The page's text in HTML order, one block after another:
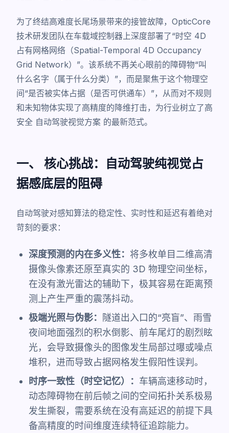
为了终结高难度长尾场景带来的接管故障，OpticCore
技术研发团队在车载域控制器上深度部署了“时空 4D
占有网格网络（Spatial-Temporal 4D Occupancy
Grid Network）”。该系统不再关心眼前的障碍物“叫
什么名字（属于什么分类）”，而是聚焦于这个物理空
间“是否被实体占据（是否可供通车）”，从而对不规则
和未知物体实现了高精度的降维打击，为行业树立了高
安全 自动驾驶视觉方案 的最新范式。
一、 核心挑战：自动驾驶纯视觉占
据感底层的阻碍
自动驾驶对感知算法的稳定性、实时性和延迟有着绝对
苛刻的要求：
深度预测的内在多义性： 将多枚单目二维高清
摄像头像素还原至真实的 3D 物理空间坐标，
在没有激光雷达的辅助下，极其容易在距离预
测上产生严重的震荡抖动。
极端光照与伪影：
隧道出入口的“亮盲”、雨雪
夜间地面强烈的积水倒影、前车尾灯的剧烈眩
光，会导致摄像头的图像发生局部过曝或噪点
堆积，进而导致占据网格发生假阳性误判。
时序一致性（时空记忆）： 车辆高速移动时，
动态障碍物在前后帧之间的空间拓扑关系极易
发生撕裂，需要系统在没有高延迟的前提下具
备高精度的时间维度连续特征追踪能力。